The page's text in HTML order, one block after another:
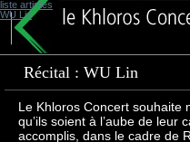
liste artistes
WU Lin
Récital : WU Lin
Le Khloros Concert souhaite
qu’ils soient à l’aube de leur
accomplis, dans le cadre de